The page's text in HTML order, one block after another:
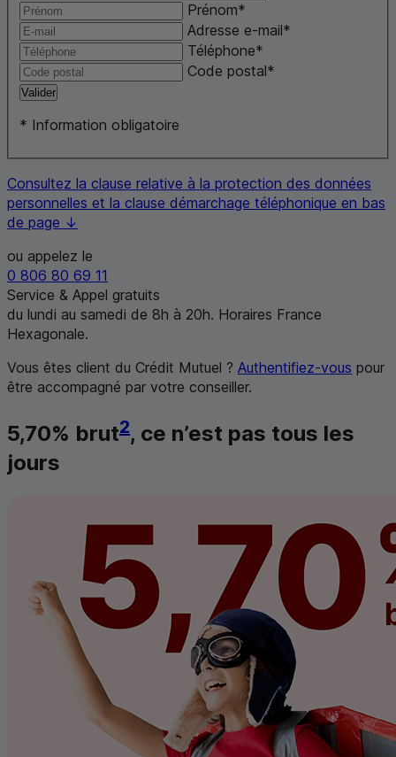
Prénom*
Adresse e-mail*
Téléphone*
Code postal*
Valider
* Information obligatoire
Consultez la clause relative à la protection des données
personnelles et la clause démarchage téléphonique en bas
de page ↓
ou appelez le
0 806 80 69 11
Service & Appel gratuits
du lundi au samedi de 8h à 20h. Horaires France
Hexagonale.
Vous êtes client du Crédit Mutuel ? Authentifiez-vous pour
être accompagné par votre conseiller.
5,70% brut2, ce n’est pas tous les
jours